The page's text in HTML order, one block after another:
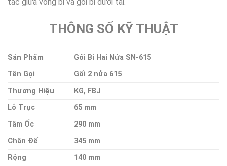
THÔNG SỐ KỸ THUẬT
Sản Phẩm
Gối Bi Hai Nửa SN-615
Tên Gọi
Gối 2 nửa 615
Thương Hiệu
KG, FBJ
Lỗ Trục
65 mm
Tâm Ốc
290 mm
Chân Đế
345 mm
Rộng
140 mm